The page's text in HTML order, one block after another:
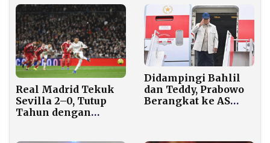
Real Madrid Tekuk
Sevilla 2–0, Tutup
Tahun dengan
Didampingi Bahlil
dan Teddy, Prabowo
Berangkat ke AS